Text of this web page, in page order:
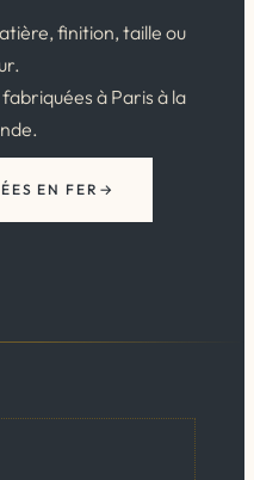
finition, taille ou
à Paris à la
EN FER